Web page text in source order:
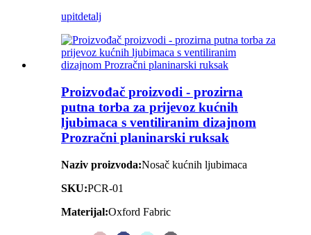
upitdetalj
Proizvođač proizvodi - prozirna
putna torba za prijevoz kućnih
ljubimaca s ventiliranim dizajnom
Prozračni planinarski ruksak
Naziv proizvoda:Nosač kućnih ljubimaca
SKU:PCR-01
Materijal:Oxford Fabric